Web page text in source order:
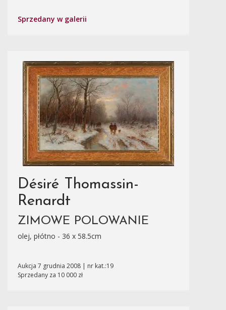
Sprzedany w galerii
Désiré Thomassin-
Renardt
ZIMOWE POLOWANIE
olej, płótno - 36 x 58.5cm
Aukcja 7 grudnia 2008 | nr kat.:19
Sprzedany za 10 000 zł